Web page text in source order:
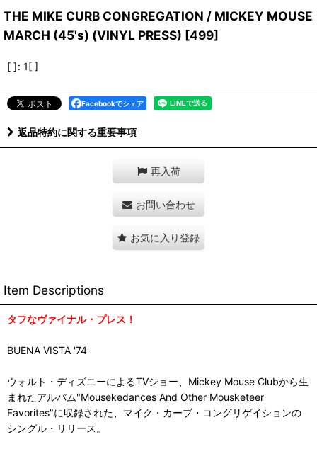
THE MIKE CURB CONGREGATION / MICKEY MOUSE
MARCH (45's) (VINYL PRESS) [499]
[ ]: 1[ ]
Facebookでシェア
返品特約に関する重要事項
再入荷
お問い合わせ
お気に入り登録
Item Descriptions
タフなヴァイナル・プレス！
BUENA VISTA '74
ウォルト・ディズニーによるTVショー、Mickey Mouse Clubから生
まれたアルバム"Mousekedances And Other Mousketeer
Favorites"に収録された、マイク・カーブ・コングリゲイションの
シングル・リリース。